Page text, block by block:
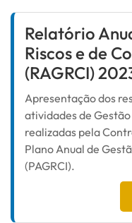
Relatório
Riscos e de
(RAGRCI)
Apresentação dos
atividades de
realizadas pela
Plano Anual de
(PAGRCI).